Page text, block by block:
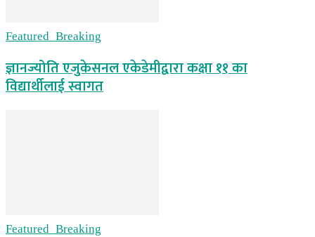
Featured_Breaking
ज्ञानज्योति एजुकेसनल एकेडेमीद्वारा कक्षा ११ का
विद्यार्थीलाई स्वागत
Featured_Breaking